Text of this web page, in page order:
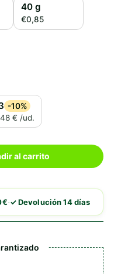
40 g
€0,85
-10%
€ /ud.
al carrito
·✓ Devolución 14 días